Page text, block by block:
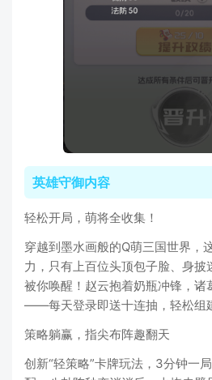
英雄守御内容
轻松开局，萌将全收集！
穿越到墨水画般的Q萌三国世界，
力，只有上百位头顶包子脸、身披
被你唤醒！赵云抱着奶瓶冲锋，诸
——每天登录即送十连抽，轻松组
策略躺赢，指尖布阵趣翻天
创新“轻策略”卡牌玩法，3分钟一